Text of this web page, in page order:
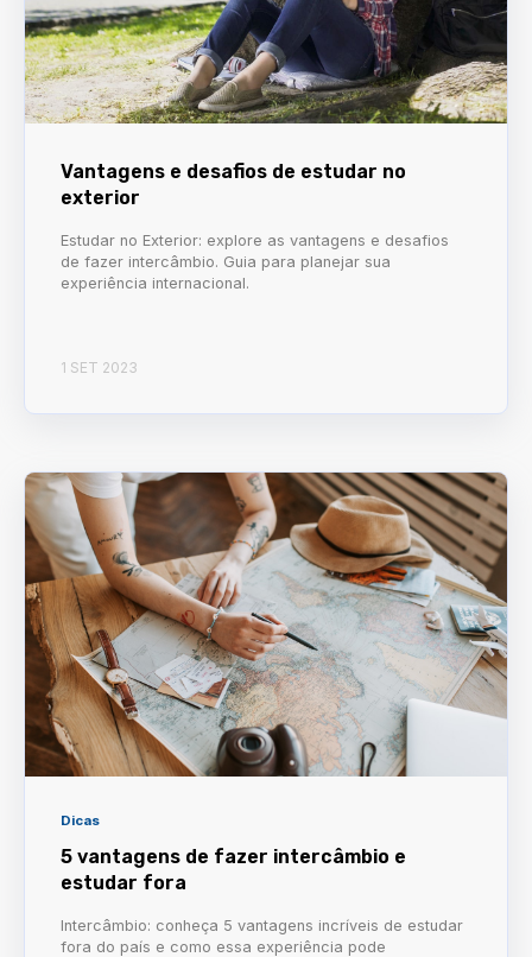
Vantagens e desafios de estudar no
exterior
Estudar no Exterior: explore as vantagens e desafios
de fazer intercâmbio. Guia para planejar sua
experiência internacional.
1 SET 2023
Dicas
5 vantagens de fazer intercâmbio e
estudar fora
Intercâmbio: conheça 5 vantagens incríveis de estudar
fora do país e como essa experiência pode